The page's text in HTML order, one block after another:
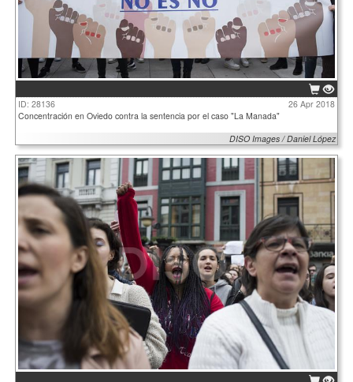
ID: 28136
26 Apr 2018
Concentración en Oviedo contra la sentencia por el caso "La Manada"
DISO Images / Daniel López